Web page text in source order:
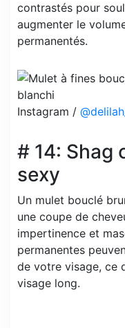
contrastés pour
augmenter le
permanentés.
Instagram /
# 14: Shag
sexy
Un mulet bouclé
une coupe de
impertinence et
permanentes
de votre visage, ce
visage long.